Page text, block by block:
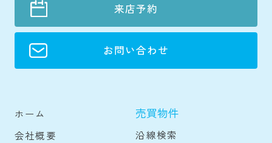
来店予約
お問い合わせ
ホーム
会社概要
売買物件
沿線検索